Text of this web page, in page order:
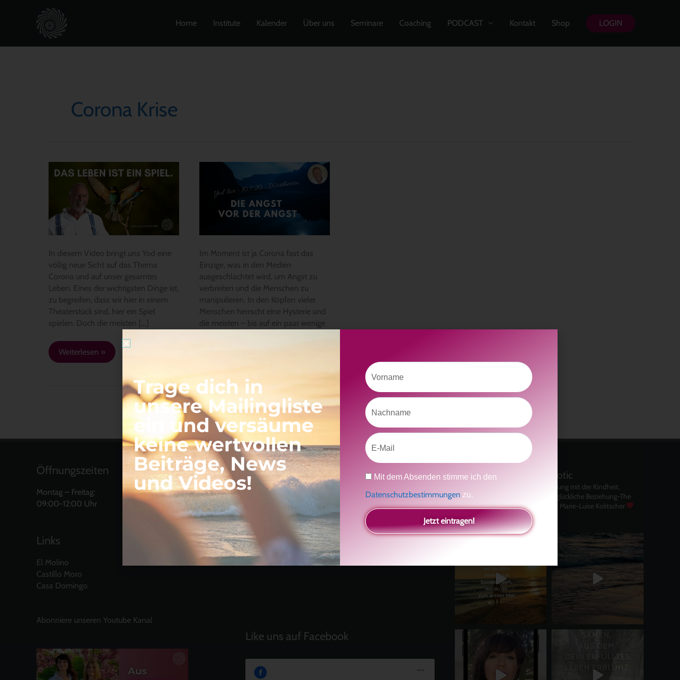
Home Institute Kalender Über uns Seminare Coaching PODCAST Kontakt Shop LOGIN
Corona Krise
In diesem Video bringt uns Yod eine
völlig neue Sicht auf das Thema
Corona und auf unser gesamtes
Leben. Eines der wichtigsten Dinge ist,
zu begreifen, dass wir hier in einem
Theaterstück sind, hier ein Spiel
spielen. Doch die meisten […]
Das
Leben
Spiel
Weiterlesen »
Im Moment ist ja Corona fast das
Einzige, was in den Medien
ausgeschlachtet wird, um Angst zu
verbreiten und die Menschen zu
manipulieren. In den Köpfen vieler
Menschen herrscht eine Hysterie und
die meisten – bis auf ein paar wenige
vor
Angst
Öffnungszeiten
Montag – Freitag:
09:00-12:00 Uhr
Links
El Molino
Castillo Moro
Casa Domingo
Abonniere unseren Youtube Kanal
Neueste Beiträge
Ein Geschenk für dich
und eine besondere
Radikal ehrlich
Der Teil von dir, der gesehen werden möchte
Vielleicht geht es gar nicht darum, noch mehr zu
verstehen
Manchmal braucht es einfach eine kleine Auszeit
Like uns auf Facebook
kolitscher.by.biotic
Selbstliebe, Aussöhnung mit der Kindheit,
Potenzial entfalten, glückliche Beziehung-The
Master Key Asha und Marie-Luise Kolitscher
Sisterlove
Trage dich in
unsere Mailingliste
ein und versäume
keine wertvollen
Beiträge, News
und Videos!
Vorname
Nachname
Email
Datenschutz
Mit dem Absenden stimme ich den
Datenschutzbestimmungen zu.
Jetzt eintragen!